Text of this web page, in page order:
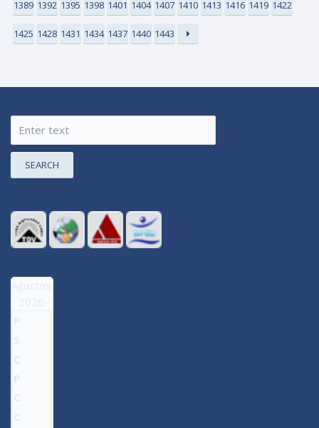
1389 1392 1395 1398 1401 1404 1407 1410 1413 1416 1419 1422
1425 1428 1431 1434 1437 1440 1443
SEARCH
Ağustos
2026
P
S
Ç
P
C
C